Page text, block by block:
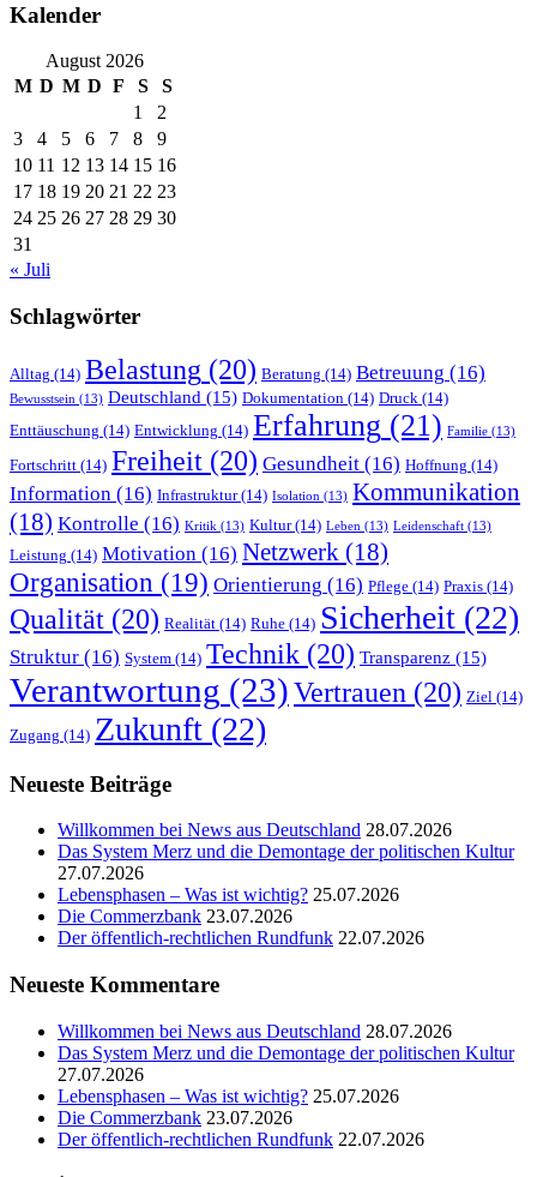
Kalender
August 2026
M D M D F S
S
1
2
3
4 5 6 7 8
9
10 11 12 13 14 15 16
17 18 19 20 21 22 23
24 25 26 27 28 29 30
31
« Juli
Schlagwörter
Alltag (14) Belastung (20) Beratung (14) Betreuung (16)
Bewusstsein (13) Deutschland (15) Dokumentation (14) Druck (14)
Enttäuschung (14) Entwicklung (14) Erfahrung (21) Familie (13)
Fortschritt (14) Freiheit (20) Gesundheit (16) Hoffnung (14)
Information (16) Infrastruktur(14) Isolation (13) Kommunikation
(18) Kontrolle (16) Kritik (13) Kultur(14) Leben (13) Leidenschaft (13)
Leistung (14) Motivation (16) Netzwerk (18)
Organisation (19) Orientierung (16) Pflege (14) Praxis (14)
Qualität (20) Realität (14) Ruhe (14) Sicherheit (22)
Struktur (16) System (14) Technik (20) Transparenz (15)
Verantwortung (23)Vertrauen (20) Ziel (14)
Zugang (14) Zukunft (22)
Neueste Beiträge
Willkommen bei News aus Deutschland 28.07.2026
Das System Merz und die Demontage der politischen Kultur
27.07.2026
Lebensphasen – Was ist wichtig? 25.07.2026
Die Commerzbank 23.07.2026
Der öffentlich-rechtlichen Rundfunk 22.07.2026
Neueste Kommentare
Willkommen bei News aus Deutschland 28.07.2026
Das System Merz und die Demontage der politischen Kultur
27.07.2026
Lebensphasen – Was ist wichtig? 25.07.2026
Die Commerzbank 23.07.2026
Der öffentlich-rechtlichen Rundfunk 22.07.2026